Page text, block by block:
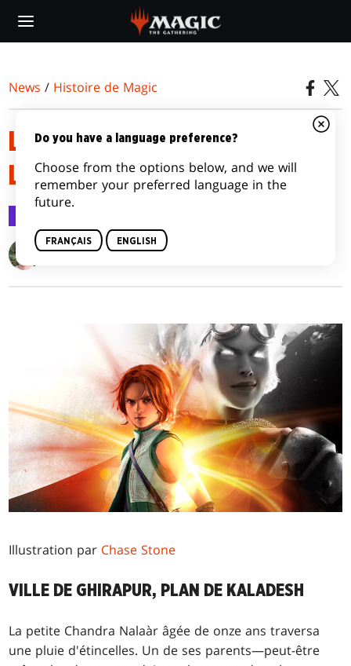
main
News / Histoire de Magic
L'ORIGINE DE CHANDRA : LA
LOGIQUE DU FEU
Doug Beyer
Illustration par Chase Stone
VILLE DE GHIRAPUR, PLAN DE KALADESH
La petite Chandra Nalaàr âgée de onze ans traversa
une pluie d'étincelles. Un de ses parents—peut-être
Do you have a language preference?
Choose from the options below, and we will
remember your preferred language in the
future.
FRANÇAIS ENGLISH